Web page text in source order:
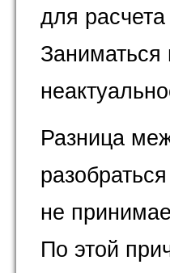
для
Заниматься
Разница
не
По этой